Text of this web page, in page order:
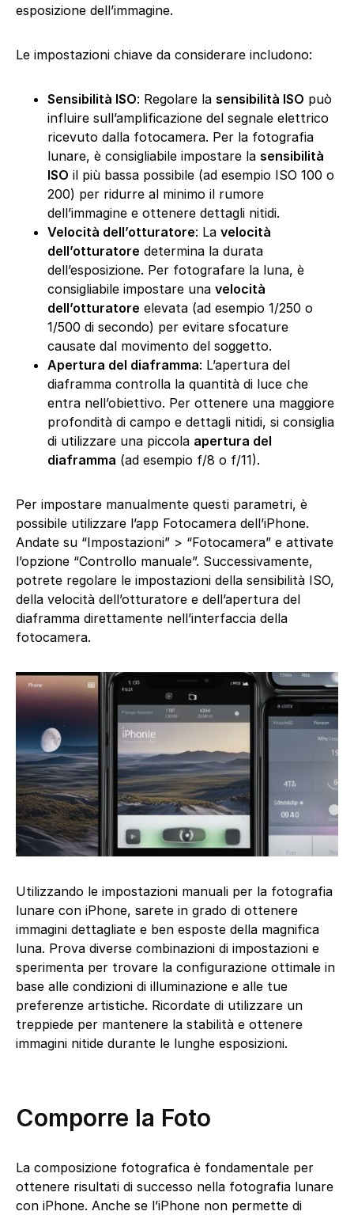
esposizione dell’immagine.
Le impostazioni chiave da considerare includono:
Sensibilità ISO: Regolare la sensibilità ISO può
influire sull’amplificazione del segnale elettrico
ricevuto dalla fotocamera. Per la fotografia
lunare, è consigliabile impostare la sensibilità
ISO il più bassa possibile (ad esempio ISO 100 o
200) per ridurre al minimo il rumore
dell’immagine e ottenere dettagli nitidi.
Velocità dell’otturatore: La velocità
dell’otturatore determina la durata
dell’esposizione. Per fotografare la luna, è
consigliabile impostare una velocità
dell’otturatore elevata (ad esempio 1/250 o
1/500 di secondo) per evitare sfocature
causate dal movimento del soggetto.
Apertura del diaframma: L’apertura del
diaframma controlla la quantità di luce che
entra nell’obiettivo. Per ottenere una maggiore
profondità di campo e dettagli nitidi, si consiglia
di utilizzare una piccola apertura del
diaframma (ad esempio f/8 o f/11).
Per impostare manualmente questi parametri, è
possibile utilizzare l’app Fotocamera dell’iPhone.
Andate su “Impostazioni” > “Fotocamera” e attivate
l’opzione “Controllo manuale”. Successivamente,
potrete regolare le impostazioni della sensibilità ISO,
della velocità dell’otturatore e dell’apertura del
diaframma direttamente nell’interfaccia della
fotocamera.
Utilizzando le impostazioni manuali per la fotografia
lunare con iPhone, sarete in grado di ottenere
immagini dettagliate e ben esposte della magnifica
luna. Prova diverse combinazioni di impostazioni e
sperimenta per trovare la configurazione ottimale in
base alle condizioni di illuminazione e alle tue
preferenze artistiche. Ricordate di utilizzare un
treppiede per mantenere la stabilità e ottenere
immagini nitide durante le lunghe esposizioni.
Comporre la Foto
La composizione fotografica è fondamentale per
ottenere risultati di successo nella fotografia lunare
con iPhone. Anche se l’iPhone non permette di